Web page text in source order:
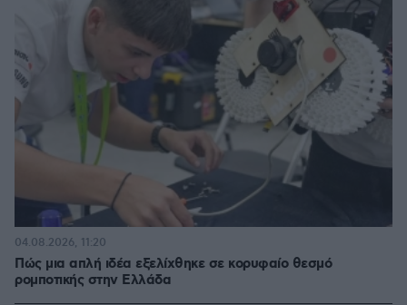
Πώς μια απλή ιδέα εξελίχθηκε σε κορυφαίο θεσμό
ρομποτικής στην Ελλάδα
04.08.2026, 11:20